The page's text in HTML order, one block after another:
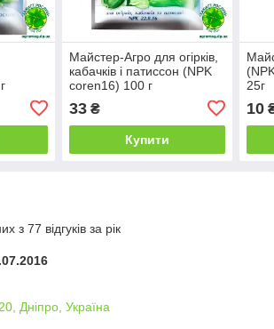
Майстер-Агро для огірків,
кабачків і патиссон (NPK
coren16) 100 г
33₴
Купити
25г
10
з 77 відгуків за рік
Дніпро, Україна